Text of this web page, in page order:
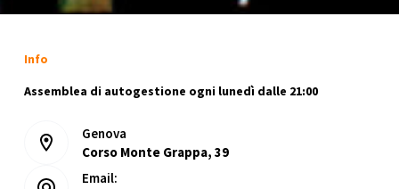
Info
Assemblea di autogestione ogni lunedì dalle 21:00
Genova
Corso Monte Grappa, 39
Email: